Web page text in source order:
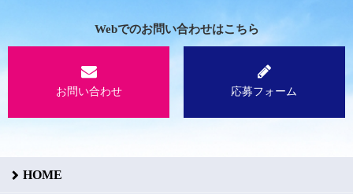
Webでのお問い合わせはこちら
お問い合わせ 応募フォーム
HOME